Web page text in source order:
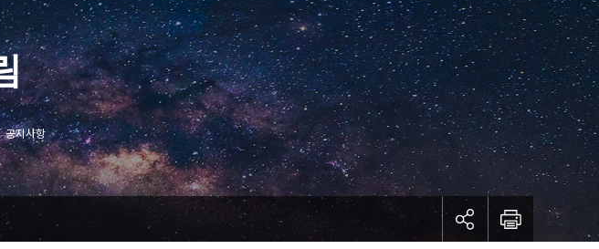
공지사항